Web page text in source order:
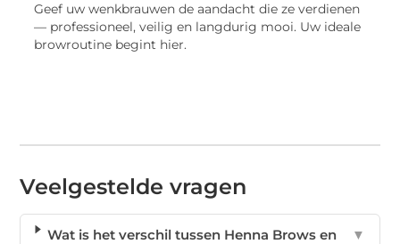
Geef uw wenkbrauwen de aandacht die ze verdienen
— professioneel, veilig en langdurig mooi. Uw ideale
browroutine begint hier.
Veelgestelde vragen
Wat is het verschil tussen Henna Brows en
▼